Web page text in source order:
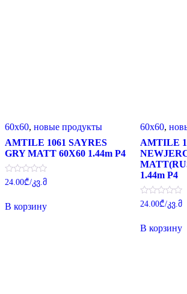
60x60, новые продукты
AMTILE 1061 SAYRES
GRY MATT 60X60 1.44m P4
Оценка
0
5
24.00₾/კვ.მ
В корзину
60x60,
AMTILE
1.44m P4
Оценка
0
5
24.00₾/კვ.მ
В корзину